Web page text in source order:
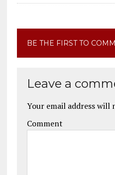
BE THE FIRST TO
Leave a
Your email address will
Comment